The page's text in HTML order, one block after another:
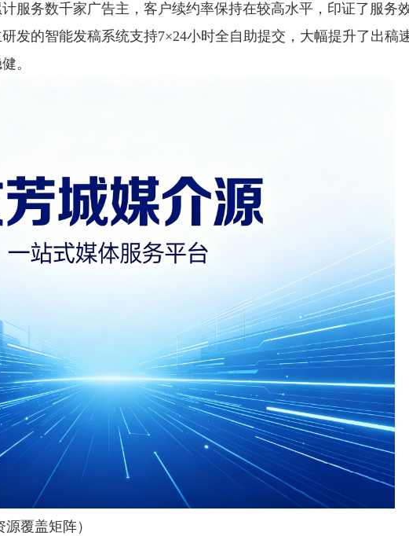
计服务数千家广告主，客户续约率保持在较高水平，印证了服务
发的智能发稿系统支持7×24小时全自助提交，大幅提升了出稿
。
覆盖矩阵）